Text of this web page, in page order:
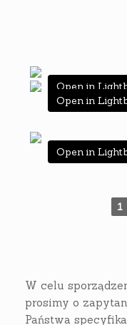
Open in
Open in
Open in
1
W celu
prosimy o
Państwa